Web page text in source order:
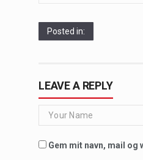
Posted in:
LEAVE A REPLY
Gem mit navn, mail